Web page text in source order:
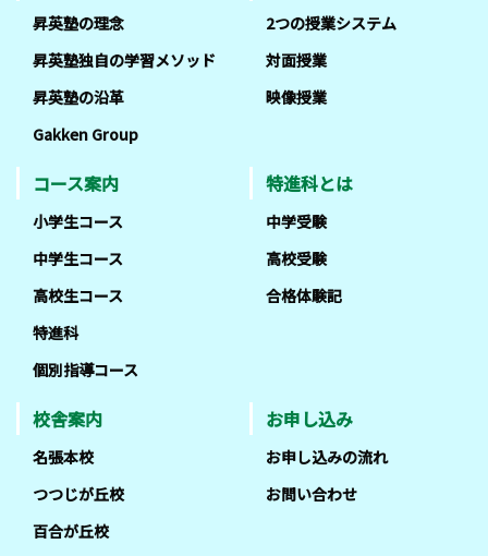
昇英塾の理念
昇英塾独自の学習メソッド
昇英塾の沿革
Gakken Group
2つの授業システム
対面授業
映像授業
コース案内
小学生コース
中学生コース
高校生コース
特進科
個別指導コース
特進科とは
中学受験
高校受験
合格体験記
校舎案内
名張本校
つつじが丘校
百合が丘校
お申し込み
お申し込みの流れ
お問い合わせ